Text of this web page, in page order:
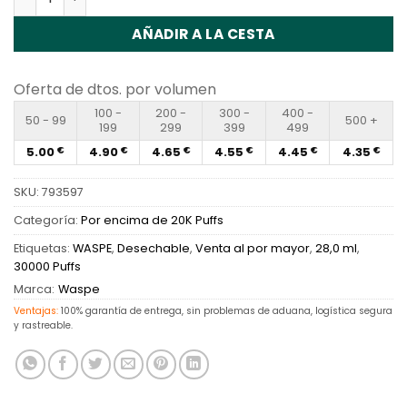
AÑADIR A LA CESTA
Oferta de dtos. por volumen
50 - 99
100 -
199
200 -
299
300 -
399
400 -
499
500 +
5.00 € 4.90 € 4.65 € 4.55 € 4.45 € 4.35 €
SKU: 793597
Categoría: Por encima de 20K Puffs
Etiquetas: WASPE, Desechable, Venta al por mayor, 28,0 ml,
30000 Puffs
Marca: Waspe
Ventajas: 100% garantía de entrega, sin problemas de aduana, logística segura
y rastreable.